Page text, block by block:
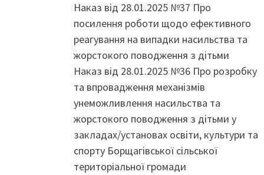
Наказ від 28.01.2025 №37 Про
посилення роботи щодо ефективного
реагування на випадки насильства та
жорстокого поводження з дітьми
Наказ від 28.01.2025 №36 Про розробку
та впровадження механізмів
унеможливлення насильства та
жорстокого поводження з дітьми у
закладах/установах освіти, культури та
спорту Борщагівської сільської
територіальної громади